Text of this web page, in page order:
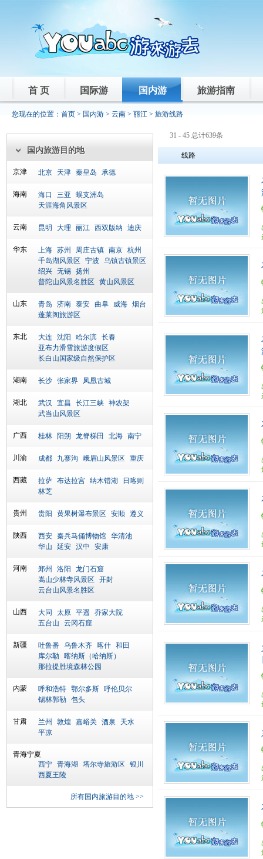
首 页 国际游 国内游 旅游指南
您现在的位置： 首页 > 国内游 > 云南 > 丽江 > 旅游线路
国内旅游目的地
京津 北京 天津 秦皇岛 承德
海南 海口 三亚
蜈支洲岛
天涯海角风景区
云南 昆明 大理 丽江 西双版纳 迪庆
华东 上海 苏州 周庄古镇 南京 杭州
千岛湖风景区
宁波
乌镇古镇景区
绍兴 无锡 扬州
普陀山风景名胜区
黄山风景区
山东 青岛 济南 泰安 曲阜 威海 烟台
蓬莱阁旅游区
东北 大连 沈阳 哈尔滨 长春
亚布力滑雪旅游度假区
长白山国家级自然保护区
湖南 长沙 张家界 凤凰古城
湖北 武汉 宜昌 长江三峡 神农架
武当山风景区
广西 桂林 阳朔 龙脊梯田 北海 南宁
川渝 成都 九寨沟 峨眉山风景区 重庆
西藏 拉萨 布达拉宫 纳木错湖
日喀则
林芝
贵州 贵阳 黄果树瀑布景区 安顺 遵义
陕西 西安 秦兵马俑博物馆 华清池
华山
延安 汉中 安康
河南 郑州 洛阳
龙门石窟
嵩山少林寺风景区
开封
云台山风景名胜区
山西 大同 太原 平遥
乔家大院
五台山
云冈石窟
新疆 吐鲁番 乌鲁木齐 喀什 和田
库尔勒 喀纳斯（哈纳斯）
那拉提胜境森林公园
内蒙 呼和浩特 鄂尔多斯 呼伦贝尔
锡林郭勒 包头
甘肃 兰州 敦煌 嘉峪关 酒泉
天水
平凉
青海宁夏
西宁 青海湖 塔尔寺旅游区
银川
西夏王陵
所有国内旅游目的地 >>
31 - 45 总计639条
线路